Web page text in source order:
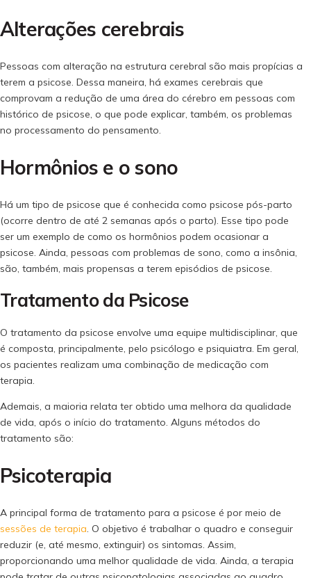
Alterações cerebrais
Pessoas com alteração na estrutura cerebral são mais propícias a
terem a psicose. Dessa maneira, há exames cerebrais que
comprovam a redução de uma área do cérebro em pessoas com
histórico de psicose, o que pode explicar, também, os problemas
no processamento do pensamento.
Hormônios e o sono
Há um tipo de psicose que é conhecida como psicose pós-parto
(ocorre dentro de até 2 semanas após o parto). Esse tipo pode
ser um exemplo de como os hormônios podem ocasionar a
psicose. Ainda, pessoas com problemas de sono, como a insônia,
são, também, mais propensas a terem episódios de psicose.
Tratamento da Psicose
O tratamento da psicose envolve uma equipe multidisciplinar, que
é composta, principalmente, pelo psicólogo e psiquiatra. Em geral,
os pacientes realizam uma combinação de medicação com
terapia.
Ademais, a maioria relata ter obtido uma melhora da qualidade
de vida, após o início do tratamento. Alguns métodos do
tratamento são:
Psicoterapia
A principal forma de tratamento para a psicose é por meio de
sessões de terapia. O objetivo é trabalhar o quadro e conseguir
reduzir (e, até mesmo, extinguir) os sintomas. Assim,
proporcionando uma melhor qualidade de vida. Ainda, a terapia